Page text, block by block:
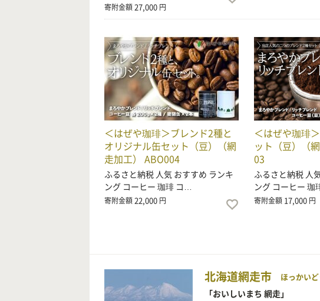
寄附金額27,000 円
＜はぜや珈琲＞ブレンド2種と
オリジナル缶セット（豆）（網
走加工） ABO004
ふるさと納税 人気 おすすめ ランキ
ング コーヒー 珈琲 コ…
寄附金額22,000 円
＜はぜや珈琲
ット（豆）（
03
ふるさと納税 人
ング コーヒー 珈
寄附金額 17,000 円
北海道網走市 ほっかい
「おいしいまち 網走」